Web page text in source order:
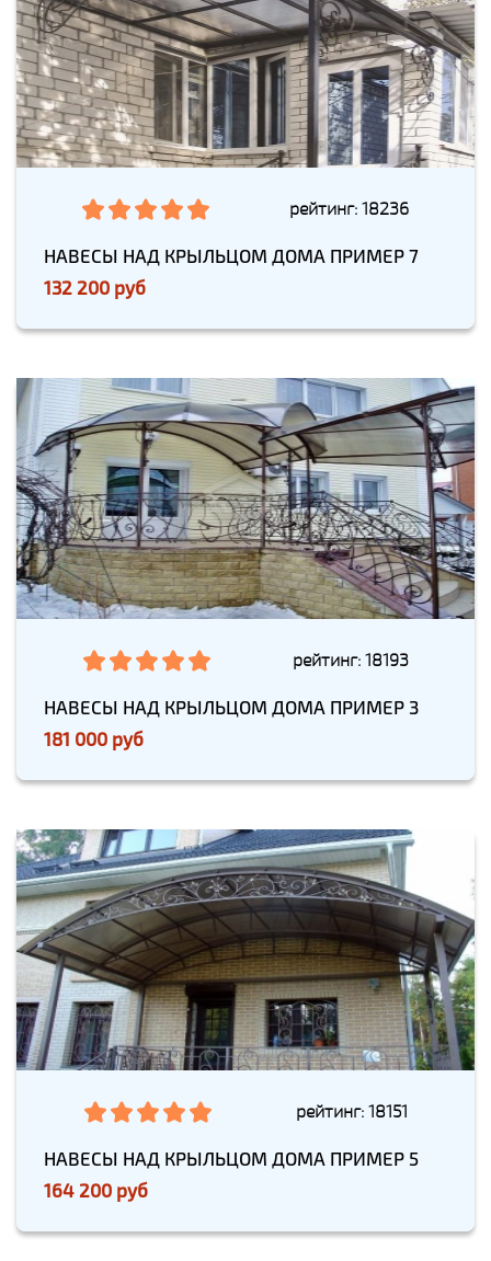
рейтинг: 18236
НАВЕСЫ НАД КРЫЛЬЦОМ ДОМА ПРИМЕР 7
132 200 руб
рейтинг: 18193
НАВЕСЫ НАД КРЫЛЬЦОМ ДОМА ПРИМЕР 3
181 000 руб
рейтинг: 18151
НАВЕСЫ НАД КРЫЛЬЦОМ ДОМА ПРИМЕР 5
164 200 руб